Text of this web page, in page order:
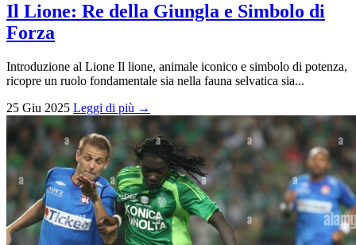
Il Lione: Re della Giungla e Simbolo di
Forza
Introduzione al Lione Il lione, animale iconico e simbolo di potenza,
ricopre un ruolo fondamentale sia nella fauna selvatica sia...
25 Giu 2025 Leggi di più →